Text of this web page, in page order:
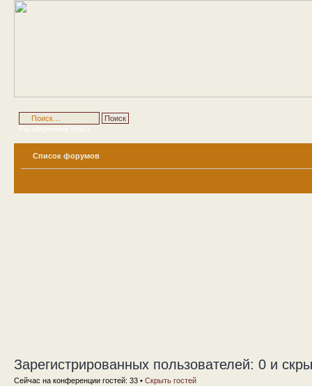
Расширенный поиск
Список форумов
Зарегистрированных пользователей: 0 и
Сейчас на конференции гостей: 33 • Скрыть гостей